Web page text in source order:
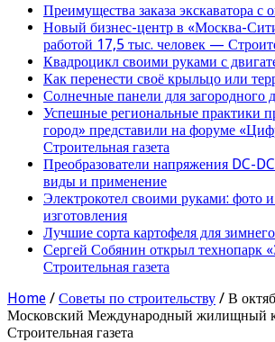
Преимущества заказа экскаватора с
Новый бизнес-центр в «Москва-
работой 17,5 тыс. человек —
Квадроцикл своими руками с
Как перенести своё крыльцо или
Солнечные панели для загородного
Успешные региональные практики
город» представили на форуме
Строительная газета
Преобразователи напряжения DC-
виды и применение
Электрокотел своими руками: фото
изготовления
Лучшие сорта картофеля для
Сергей Собянин открыл
Строительная газета
Home / Советы по строительству / В
Московский Международный жилищный
Строительная газета